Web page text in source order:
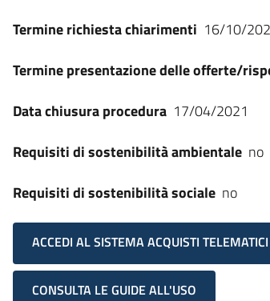
Termine richiesta chiarimenti 16/10/
Termine presentazione delle offerte/
Data chiusura procedura 17/04/2021
Requisiti di sostenibilità ambientale no
Requisiti di sostenibilità sociale no
ACCEDI AL SISTEMA ACQUISTI
CONSULTA LE GUIDE ALL'USO